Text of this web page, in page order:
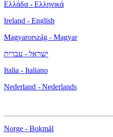
Ελλάδα - Ελληνικά
Ireland - English
Magyarország - Magyar
ישראל - עברית
Italia - Italiano
Nederland - Nederlands
Norge - Bokmål